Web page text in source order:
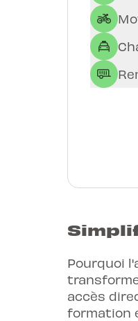
Pourquoi l'
accès
formation